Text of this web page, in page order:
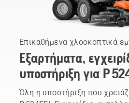
Επικαθήμενα χλοοκοπτικά
Εξαρτήματα,
υποστήριξη για P
Όλη η υποστήριξη που